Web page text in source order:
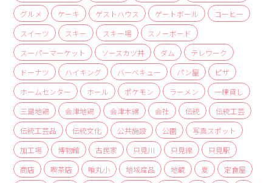
グルメ
ケーキ ゲストハウス ゲートボール
コーヒー
スイーツ
スキー スキー場
スノーボード
スーパーマーケット
ソースカツ丼 ダム
テレワーク
ドーナツ
ハイキング バーベキュー パン屋
ピザ
ホームセンター
ホール ポケモン ラーメン
一棟貸し
三島地鶏
会津地鶏 会津木綿 会社 伝統
伝統工芸
伝統工芸品
伝統文化 公共施設 公園
写真スポット
加工場
博物館 古民家 只見川 只見線
只見駅
商店
喫茶店 喰丸小 地域産品 地蔵 夏
定食屋